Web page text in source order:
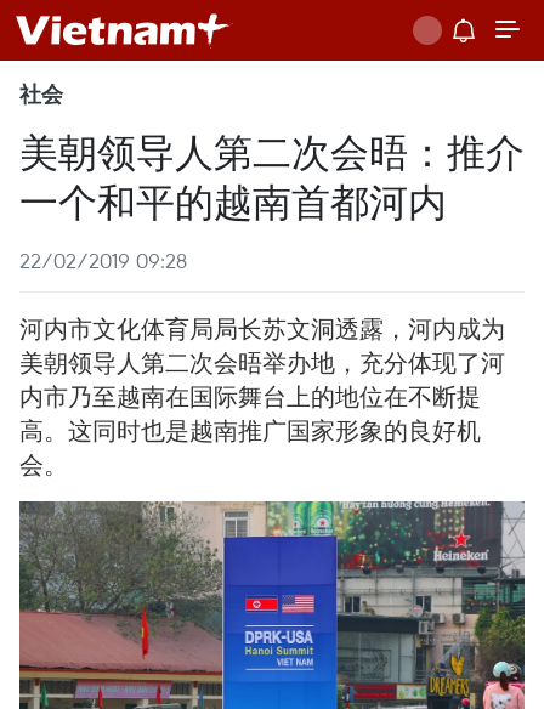
社会
美朝领导人第二次会晤：推介
一个和平的越南首都河内
22/02/2019 09:28
河内市文化体育局局长苏文洞透露，河内成为
美朝领导人第二次会晤举办地，充分体现了河
内市乃至越南在国际舞台上的地位在不断提
高。这同时也是越南推广国家形象的良好机
会。